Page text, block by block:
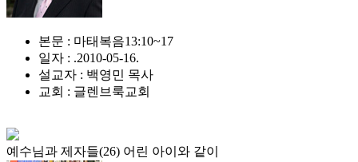
본문 : 마태복음13:10~17
일자 : .2010-05-16.
설교자 : 백영민 목사
교회 : 글렌브룩교회
예수님과 제자들(26) 어린 아이와 같이